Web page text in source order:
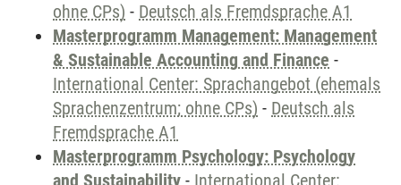
ohne CPs) - Deutsch als Fremdsprache A1
Masterprogramm Management: Management
& Sustainable Accounting and Finance -
International Center: Sprachangebot (ehemals
Sprachenzentrum; ohne CPs) - Deutsch als
Fremdsprache A1
Masterprogramm Psychology: Psychology
and Sustainability - International Center: